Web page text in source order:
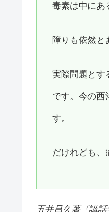
毒素は中にあ
障りも依然と
実際問題とす
です。今の西
す。
だけれども、
五井昌久著『講話